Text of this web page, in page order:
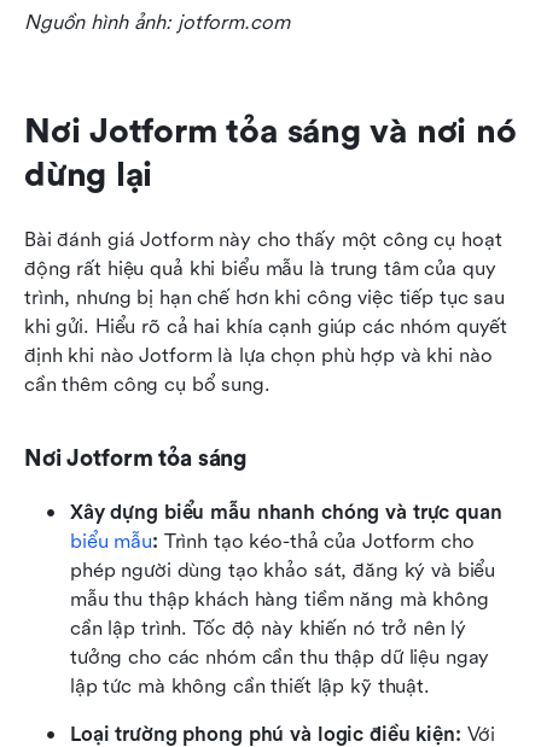
Nguồn hình ảnh: jotform.com
Nơi Jotform tỏa sáng và nơi nó
dừng lại
Bài đánh giá Jotform này cho thấy một công cụ hoạt
động rất hiệu quả khi biểu mẫu là trung tâm của quy
trình, nhưng bị hạn chế hơn khi công việc tiếp tục sau
khi gửi. Hiểu rõ cả hai khía cạnh giúp các nhóm quyết
định khi nào Jotform là lựa chọn phù hợp và khi nào
cần thêm công cụ bổ sung.
Nơi Jotform tỏa sáng
biểu mẫu: Trình tạo kéo-thả của Jotform cho
phép người dùng tạo khảo sát, đăng ký và biểu
mẫu thu thập khách hàng tiềm năng mà không
cần lập trình. Tốc độ này khiến nó trở nên lý
tưởng cho các nhóm cần thu thập dữ liệu ngay
lập tức mà không cần thiết lập kỹ thuật.
Loại trường phong phú và logic điều kiện: Với